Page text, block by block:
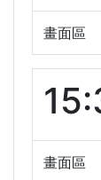
畫面區
畫面區